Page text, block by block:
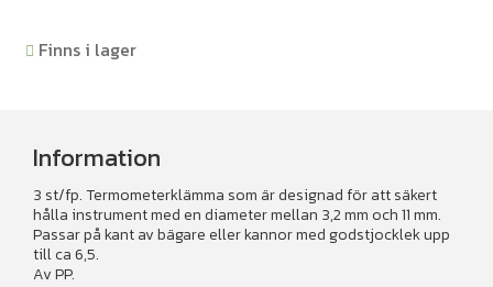
mängd
Finns i lager
Information
3 st/fp. Termometerklämma som är designad för att säkert
hålla instrument med en diameter mellan 3,2 mm och 11 mm.
Passar på kant av bägare eller kannor med godstjocklek upp
till ca 6,5.
Av PP.